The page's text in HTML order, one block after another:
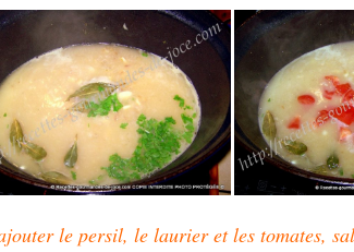
le persil, le laurier et les tomates,